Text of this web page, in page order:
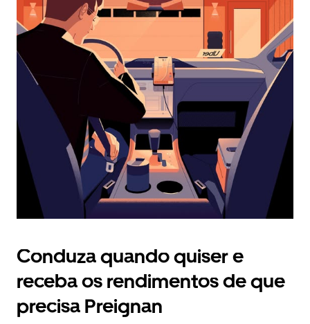
selecionar
uma
data.
Prima
o
botão
o
calendário.
Conduza quando quiser e
receba os rendimentos de que
precisa Preignan